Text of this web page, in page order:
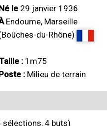
le 29 janvier 1936
Endoume, Marseille
du-Rhône)
: 1m75
: Milieu de terrain
sélections, 4 buts)